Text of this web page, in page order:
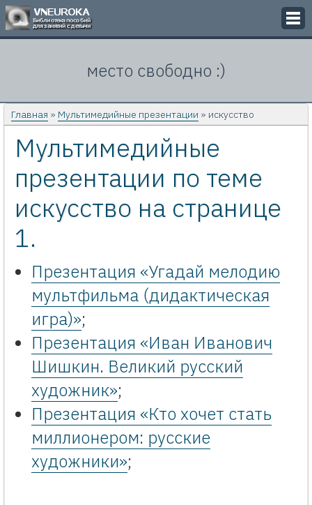
Кроссворды
Презентации
Задачи
Картинки
Контакты
место свободно :)
Главная » Мультимедийные презентации » искусство
Мультимедийные
презентации по теме
искусство на странице
1.
Презентация «Угадай мелодию
мультфильма (дидактическая
игра)»;
Презентация «Иван Иванович
Шишкин. Великий русский
художник»;
Презентация «Кто хочет стать
миллионером: русские
художники»;